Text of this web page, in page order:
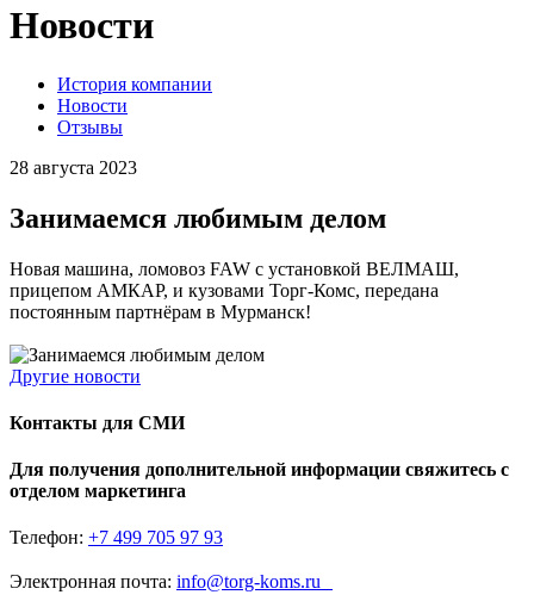
Новости
История компании
Новости
Отзывы
28 августа 2023
Занимаемся любимым делом
Новая машина, ломовоз FAW с установкой ВЕЛМАШ,
прицепом АМКАР, и кузовами Торг-Комс, передана
постоянным партнёрам в Мурманск!
Другие новости
Контакты для СМИ
Для получения дополнительной информации свяжитесь с
отделом маркетинга
Телефон: +7 499 705 97 93
Электронная почта: info@torg-koms.ru